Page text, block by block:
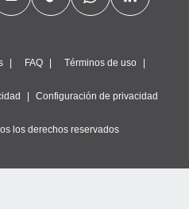
FAQ Términos de uso
Configuración de privacidad
los derechos reservados